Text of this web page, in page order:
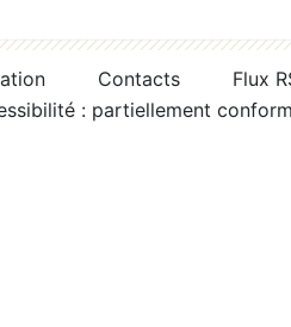
Contacts
Flux
: partiellement